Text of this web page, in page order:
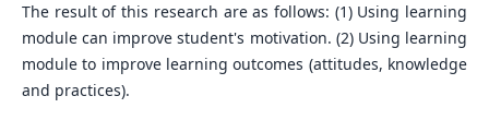
The result of this research are as follows: (1) Using learning
module can improve student's motivation. (2) Using learning
module to improve learning outcomes (attitudes, knowledge
and practices).